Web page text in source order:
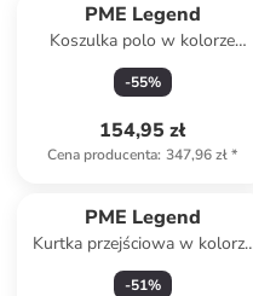
PME Legend
Koszulka polo w kolorze
czarnym
-55%
154,95 zł
Cena producenta: 347,96 zł*
PME Legend
Kurtka przejściowa w kolorze
granatowym
-51%